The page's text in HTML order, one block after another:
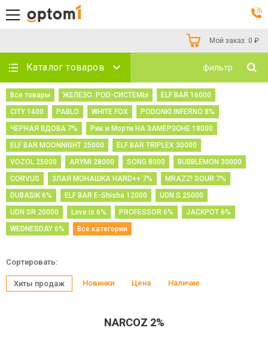
Мой заказ: 0 ₽
Каталог товаров фильтр
Все товары ЖЕЛЕЗО. POD-СИСТЕМЫ
ELF BAR 16000
CITY 1400
PABLO WHITE FOX
PODONKI INFERNO 8%
ЧЕРНАЯ ВДОВА 7%
Рик и Морти НА ЗАМЕРЗОНЕ 18000
ELF BAR MOONNIGHT 25000
ELF BAR TRIPLEX 30000
VOZOL 25000
ARYMI 28000 SONG 8000
BUBBLEMON 30000
CORVUS
ЗЛАЯ МОНАШКА HARD++ 7%
MRAZZ! SOUR 7%
DUBASIK 6%
ELF BAR E-Shisha 12000
UDN S 25000
UDN SR 20000
Love is 6% PROFESSOR 6%
JACKPOT 6%
WEDNESDAY 6%
Все категории
Сортировать:
Хиты продаж Новинки Цена Наличие
NARCOZ 2%